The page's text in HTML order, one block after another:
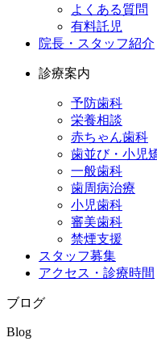
よくある質問
有料託児
院長・スタッフ紹介
診療案内
予防歯科
栄養相談
赤ちゃん歯科
歯並び・小児
一般歯科
歯周病治療
小児歯科
審美歯科
禁煙支援
スタッフ募集
アクセス・診療時間
ブログ
Blog